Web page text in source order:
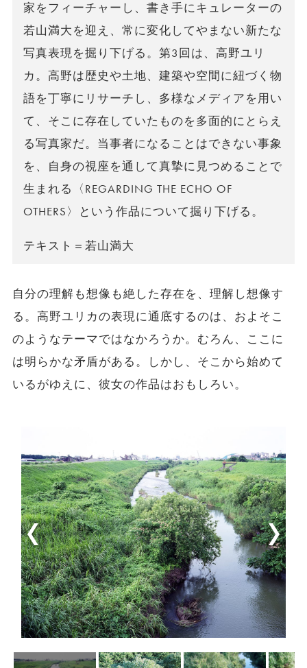
家をフィーチャーし、書き手にキュレーターの
若山満大を迎え、常に変化してやまない新たな
写真表現を掘り下げる。第3回は、高野ユリ
カ。高野は歴史や土地、建築や空間に紐づく物
語を丁寧にリサーチし、多様なメディアを用い
て、そこに存在していたものを多面的にとらえ
る写真家だ。当事者になることはできない事象
を、自身の視座を通して真摯に見つめることで
生まれる〈REGARDING THE ECHO OF
OTHERS〉という作品について掘り下げる。
テキスト＝若山満大
自分の理解も想像も絶した存在を、理解し想像す
る。高野ユリカの表現に通底するのは、およそこ
のようなテーマではなかろうか。むろん、ここに
は明らかな矛盾がある。しかし、そこから始めて
いるがゆえに、彼女の作品はおもしろい。